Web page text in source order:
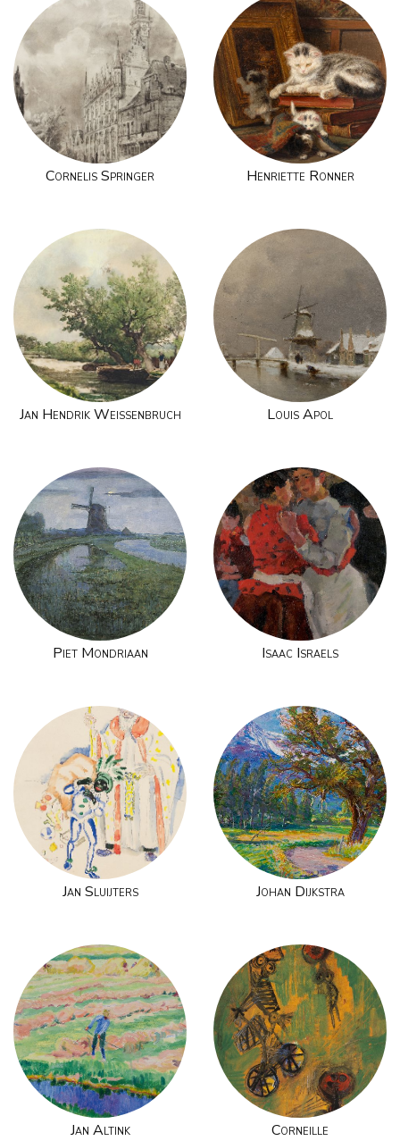
Cornelis Springer Henriette Ronner
Jan Hendrik Weissenbruch Louis Apol
Piet Mondriaan Isaac Israels
Jan Sluijters Johan Dijkstra
Jan Altink Corneille